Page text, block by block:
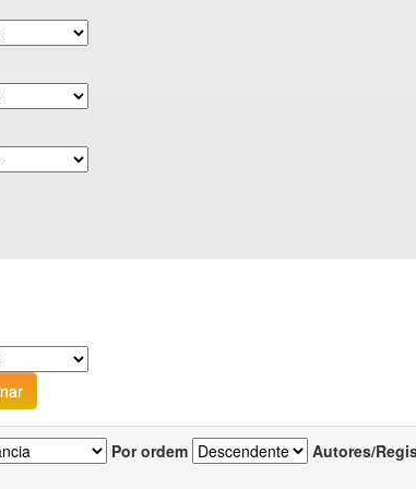
Por ordem Autores/